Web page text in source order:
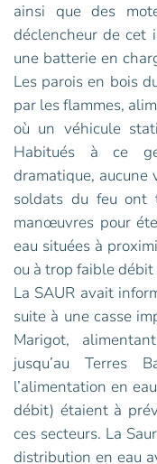
ainsi que des
déclencheur de cet
une batterie en
Les parois en bois
par les flammes,
où un véhicule
Habitués à ce
dramatique, aucune
soldats du feu ont
manœuvres pour
eau situées à
ou à trop faible
La SAUR avait
suite à une casse
Marigot,
jusqu’au Terres
l’alimentation en
débit) étaient à
ces secteurs. La
distribution en eau